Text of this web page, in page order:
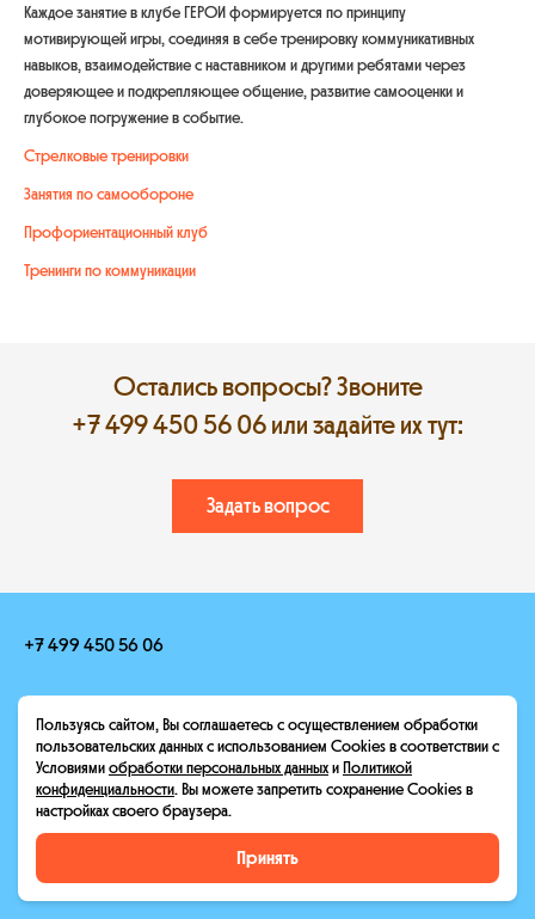
Каждое занятие в клубе ГЕРОИ формируется по принципу
мотивирующей игры, соединяя в себе тренировку коммуникативных
навыков, взаимодействие с наставником и другими ребятами через
доверяющее и подкрепляющее общение, развитие самооценки и
глубокое погружение в событие.
Стрелковые тренировки
Занятия по самообороне
Профориентационный клуб
Тренинги по коммуникации
Остались вопросы? Звоните
+7 499 450 56 06или задайте их тут:
Задать вопрос
+7 499 450 56 06
hello@heroescamp.ru
Москва, Конный переулок, 12
Условия оплаты Реквизиты
Пользуясь сайтом, Вы соглашаетесь с осуществлением обработки
пользовательских данных с использованием Cookies в соответствии с
Условиямиобработки персональных данныхиПолитикой
конфиденциальности. Вы можете запретить сохранение Cookies в
настройках своего браузера.
Принять